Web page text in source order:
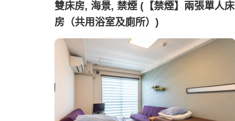
雙床房, 海景, 禁煙 (【禁煙】兩張單人床
房（共用浴室及廁所）)